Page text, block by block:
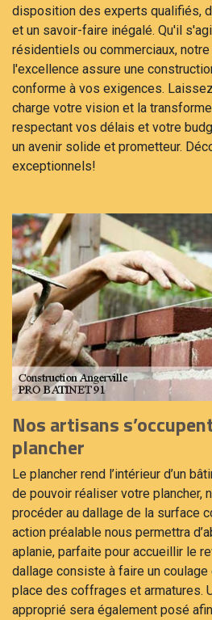
disposition des experts qualifiés,
et un savoir-faire inégalé. Qu'il
résidentiels ou commerciaux,
l'excellence assure une
conforme à vos exigences.
charge votre vision et la
respectant vos délais et votre
un avenir solide et prometteur.
exceptionnels!
Nos artisans
plancher
Le plancher rend l’intérieur d’un
de pouvoir réaliser votre plancher,
procéder au dallage de la surface
action préalable nous permettra
aplanie, parfaite pour accueillir le
dallage consiste à faire un
place des coffrages et armatures.
approprié sera également posé